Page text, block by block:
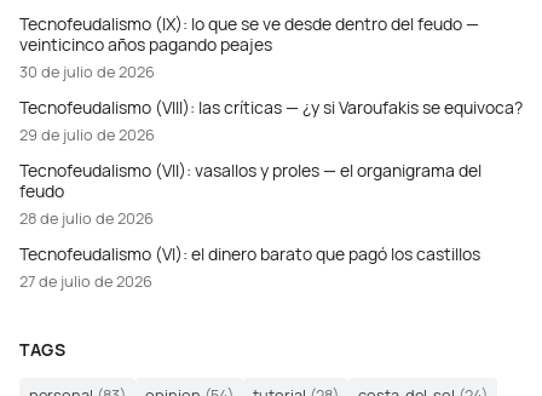
Tecnofeudalismo (IX): lo que se ve desde dentro del feudo —
veinticinco años pagando peajes
30 de julio de 2026
Tecnofeudalismo (VIII): las críticas — ¿y si Varoufakis se equivoca?
29 de julio de 2026
Tecnofeudalismo (VII): vasallos y proles — el organigrama del
feudo
28 de julio de 2026
Tecnofeudalismo (VI): el dinero barato que pagó los castillos
27 de julio de 2026
TAGS